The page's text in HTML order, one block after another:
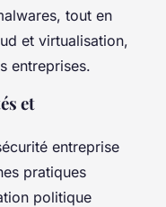
tout en
et virtualisation,
entreprises.
et
entreprise
pratiques
politique